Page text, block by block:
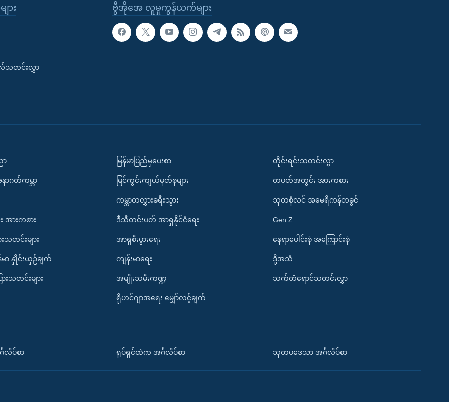
ဗွီအိုအေ လူမှုကွန်ယက်များ
ား
လ်သတင်းလွှာ
ာ
ာဂတ်ကမ္ဘာ
ားကစား
တင်းများ
မာ နှိုင်းယှဉ်ချက်
ားသတင်းများ
မြန်မာပြည်မှပေးစာ
မြင်ကွင်းကျယ်မှတ်စုများ
ကမ္ဘာတလွှားခရီးသွား
ဒီသီတင်းပတ် အာရှနိုင်ငံရေး
အာရှစီးပွားရေး
ကျန်းမာရေး
အမျိုးသမီးကဏ္ဍ
ရိုဟင်ဂျာအရေး မျှော်လင့်ချက်
တိုင်းရင်းသတင်းလွှာ
တပတ်အတွင်း အားကစား
သုတစုံလင် အမေရိကန်တခွင်
Gen Z
နေရာပေါင်းစုံ အကြောင်းစုံ
ဒို့အသံ
သက်တံရောင်သတင်းလွှာ
လိပ်စာ ရုပ်ရှင်ထဲက အင်္ဂလိပ်စာ သုတပဒေသာ အင်္ဂလိပ်စာ